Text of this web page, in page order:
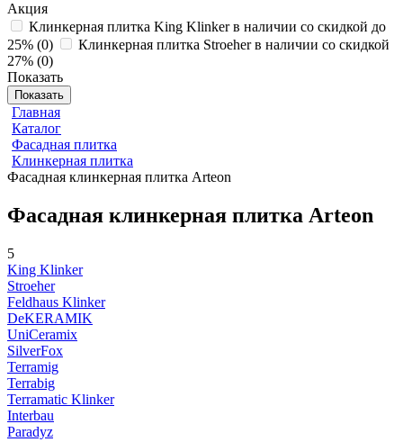
Акция
Клинкерная плитка King Klinker в наличии со скидкой до
25% (0)
Клинкерная плитка Stroeher в наличии со скидкой
27% (0)
Показать
Показать
Главная
Каталог
Фасадная плитка
Клинкерная плитка
Фасадная клинкерная плитка Arteon
Фасадная клинкерная плитка Arteon
5
King Klinker
Stroeher
Feldhaus Klinker
DeKERAMIK
UniCeramix
SilverFox
Terramig
Terrabig
Terramatic Klinker
Interbau
Paradyz